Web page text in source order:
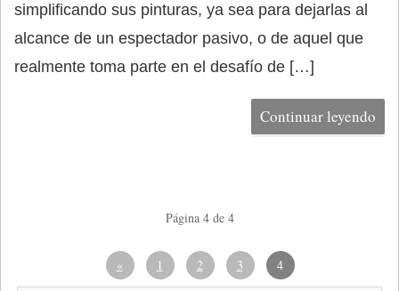
simplificando sus pinturas, ya sea para dejarlas al
alcance de un espectador pasivo, o de aquel que
realmente toma parte en el desafío de […]
Continuar leyendo
Página 4 de 4
« 1 2 3 4